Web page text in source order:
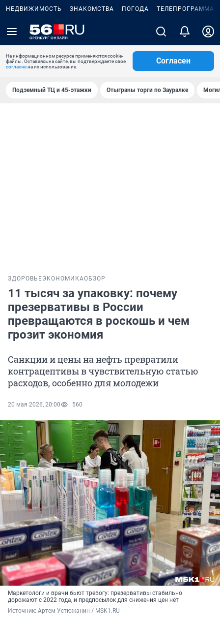
НЕДВИЖИМОСТЬ ЗНАКОМСТВА ПОГОДА ТЕЛЕПРОГРАММА
На информационном ресурсе применяются cookie-
файлы. Оставаясь на сайте, вы подтверждаете свое
согласиена их использование.
Согласен
Подземный ТЦ и 45-этажки Отыграны торги по Зауралке
ЗДОРОВЬЕЭКОНОМИКАОБЗОР
11 тысяч за упаковку: почему
презервативы в России
превращаются в роскошь и чем
грозит экономия
Санкции и цены на нефть превратили
контрацептивы в чувствительную статью
расходов, особенно для молодежи
20 мая 2026, 20:00 560
Маркетологи и врачи бьют тревогу: презервативы стабильно
дорожают с 2022 года, и предпосылок для снижения цен нет
Источник: Артем Устюжанин / MSK1.RU